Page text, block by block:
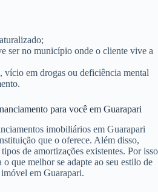
ser no município onde o cliente vive a
vício em drogas ou deficiência mental
para você em Guarapari
imobiliários em Guarapari
que o oferece. Além disso,
de amortizações existentes. Por isso
que melhor se adapte ao seu estilo de
em Guarapari.